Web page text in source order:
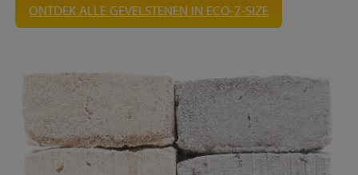
ONTDEK ALLE GEVELSTENEN IN ECO-7-SIZE